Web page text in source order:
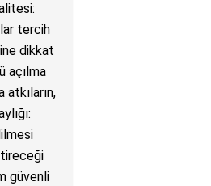
tercih
dikkat
açılma
güvenli